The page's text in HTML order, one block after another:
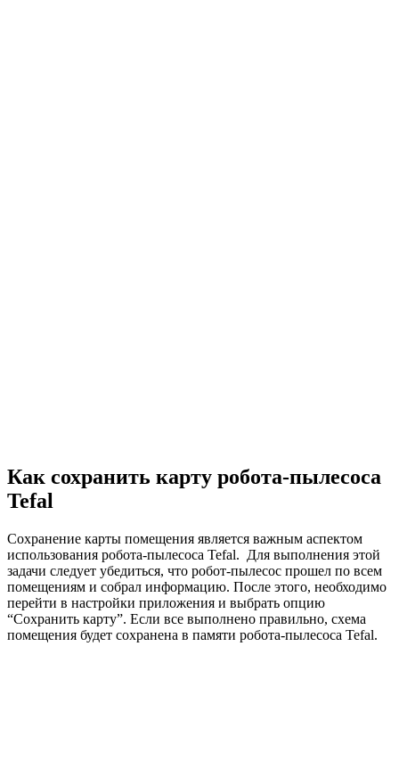
Как сохранить карту робота-пылесоса
Tefal
Сохранение карты помещения является важным аспектом
использования робота-пылесоса Tefal. Для выполнения этой
задачи следует убедиться, что робот-пылесос прошел по всем
помещениям и собрал информацию. После этого, необходимо
перейти в настройки приложения и выбрать опцию
“Сохранить карту”. Если все выполнено правильно, схема
помещения будет сохранена в памяти робота-пылесоса Tefal.